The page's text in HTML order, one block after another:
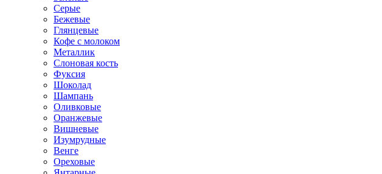
Серые
Бежевые
Глянцевые
Кофе с молоком
Металлик
Слоновая кость
Фуксия
Шоколад
Шампань
Оливковые
Оранжевые
Вишневые
Изумрудные
Венге
Ореховые